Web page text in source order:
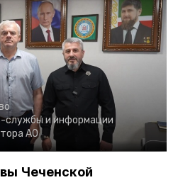
службы и информации
АО
Чеченской